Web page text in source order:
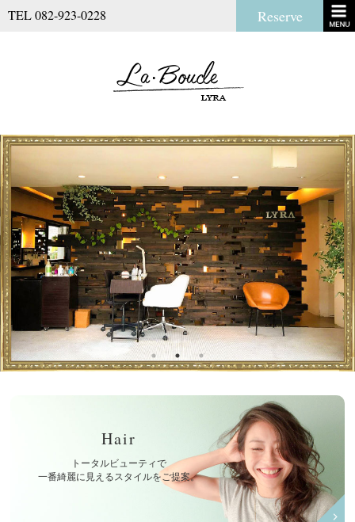
TEL 082-923-0228 Reserve
Hair
トータルビューティで
一番綺麗に見えるスタイルをご提案。